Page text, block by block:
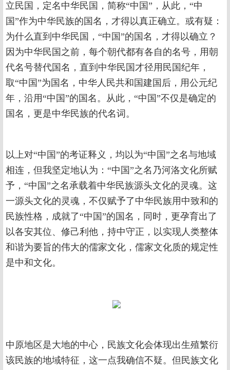
立民国，定名中华民国，简称“中国”，从此，“中
国”作为中华民族的国名，才得以真正确立。或有疑：
为什么直到中华民国，“中国”的国名，才得以确立？
因为中华民国之前，每个朝代都有各自的名号，用朝
代名号替代国名，直到中华民国才径用民国纪年，
取“中国”为国名，中华人民共和国建国后，用公元纪
年，沿用“中国”的国名。从此，“中国”不仅是确定的
国名，更是中华民族的代名词。
以上对“中国”的考证释义，均以为“中国”之名与地域
相连，但我坚定地认为：“中国”之名乃河洛文化所赋
予，“中国”之名承载着中华民族源头文化的灵魂。这
一源头文化的灵魂，不仅赋予了中华民族用中致和的
民族性格，成就了“中国”的国名，同时，更孕育出了
以各安其位、修己利他，持中守正，以实现人类整体
和谐为要旨的伟大的儒家文化，儒家文化质的规定性
是中和文化。
中原地区是大地的中心，民族文化会体现出生殖繁衍
该民族的地域特征，这一点我确信不疑。但民族文化